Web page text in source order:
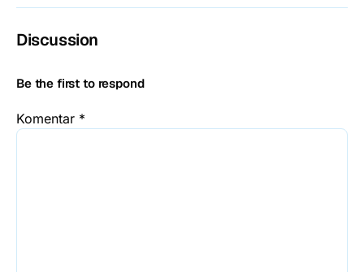
Discussion
Be the first to respond
Komentar *